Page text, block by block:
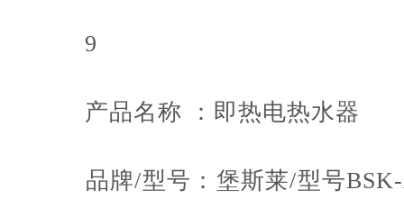
9
产品名称 ：即热电热水器
品牌/型号：堡斯莱/型号BSK-